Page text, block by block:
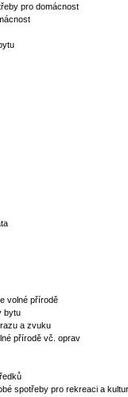
pro domácnost
volné přírodě
bytu
a zvuku
přírodě vč. oprav
spotřeby pro rekreaci a